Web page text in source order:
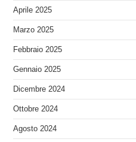
Aprile 2025
Marzo 2025
Febbraio 2025
Gennaio 2025
Dicembre 2024
Ottobre 2024
Agosto 2024